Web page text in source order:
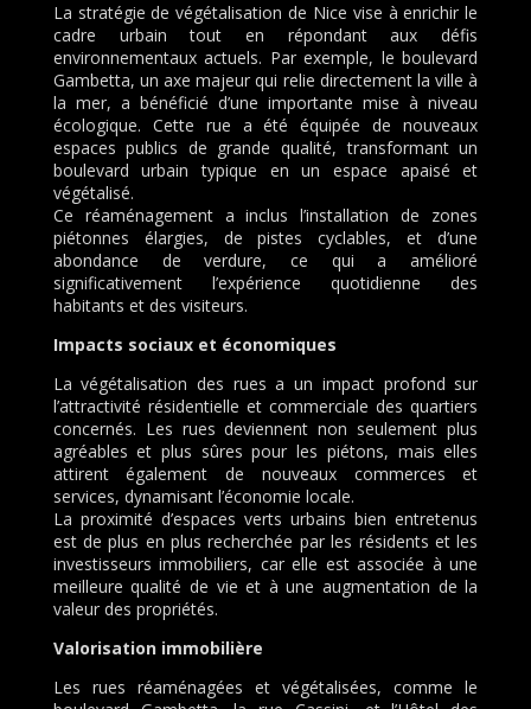
La stratégie de végétalisation de Nice vise à enrichir le
cadre urbain tout en répondant aux défis
environnementaux actuels. Par exemple, le boulevard
Gambetta, un axe majeur qui relie directement la ville à
la mer, a bénéficié d’une importante mise à niveau
écologique. Cette rue a été équipée de nouveaux
espaces publics de grande qualité, transformant un
boulevard urbain typique en un espace apaisé et
végétalisé.
Ce réaménagement a inclus l’installation de zones
piétonnes élargies, de pistes cyclables, et d’une
abondance de verdure, ce qui a amélioré
significativement l’expérience quotidienne des
habitants et des visiteurs.
Impacts sociaux et économiques
La végétalisation des rues a un impact profond sur
l’attractivité résidentielle et commerciale des quartiers
concernés. Les rues deviennent non seulement plus
agréables et plus sûres pour les piétons, mais elles
attirent également de nouveaux commerces et
services, dynamisant l’économie locale.
La proximité d’espaces verts urbains bien entretenus
est de plus en plus recherchée par les résidents et les
investisseurs immobiliers, car elle est associée à une
meilleure qualité de vie et à une augmentation de la
valeur des propriétés.
Valorisation immobilière
Les rues réaménagées et végétalisées, comme le